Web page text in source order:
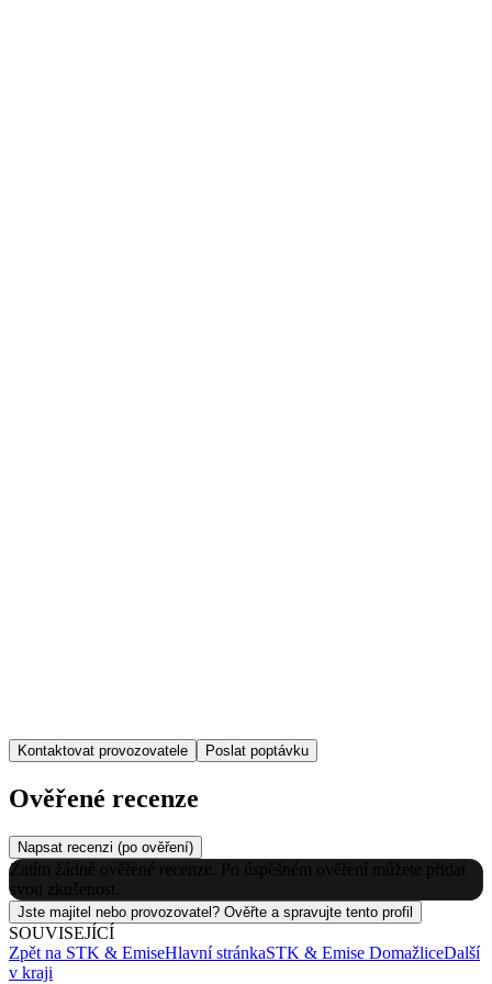
Kontaktovat provozovatele Poslat poptávku
Ověřené recenze
Napsat recenzi (po ověření)
Zatím žádné ověřené recenze. Po úspěšném ověření můžete přidat
svou zkušenost.
Jste majitel nebo provozovatel? Ověřte a spravujte tento profil
SOUVISEJÍCÍ
Zpět na STK & EmiseHlavní stránkaSTK & Emise DomažliceDalší
v kraji